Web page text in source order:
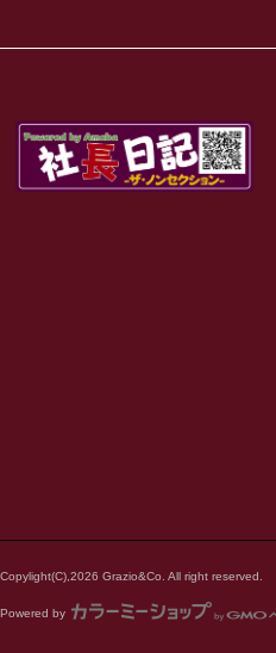
Copylight(C),2026 Grazio&Co. All right reserved.
Powered by